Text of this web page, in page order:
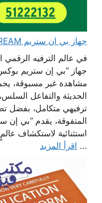
جهاز بي ان ستريم beIN STREAM الكويت مع اشتراك
في عالم الترفيه الرقمي
جهاز “بي إن ستريم
مشاهدة غير مسبوقة،
الحديثة والتفاعل
ترفيهي متكامل، بفضل
المتفوقة، يقدم “بي إن
استثنائية لاستكشاف
... اقرأ المزيد